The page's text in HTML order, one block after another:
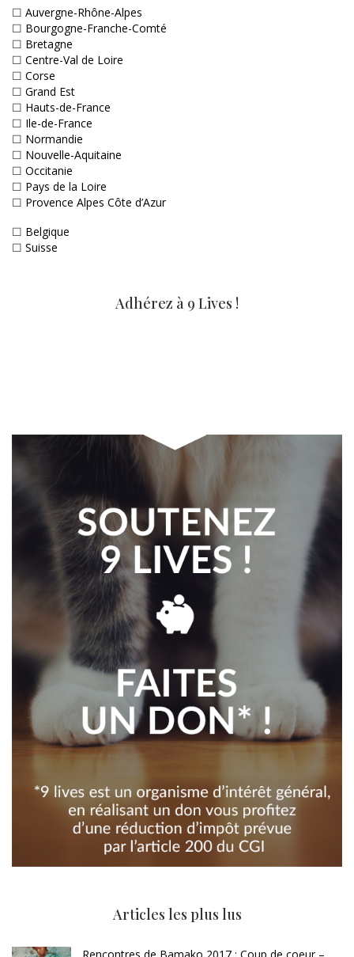
☐ Auvergne-Rhône-Alpes
☐ Bourgogne-Franche-Comté
☐ Bretagne
☐ Centre-Val de Loire
☐ Corse
☐ Grand Est
☐ Hauts-de-France
☐ Ile-de-France
☐ Normandie
☐ Nouvelle-Aquitaine
☐ Occitanie
☐ Pays de la Loire
☐ Provence Alpes Côte d’Azur
☐ Belgique
☐ Suisse
Adhérez à 9 Lives !
Articles les plus lus